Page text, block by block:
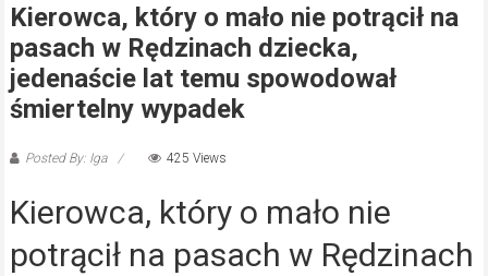
Kierowca, który o mało nie potrącił na
pasach w Rędzinach dziecka,
jedenaście lat temu spowodował
śmiertelny wypadek
Posted By: Iga 425 Views
Kierowca, który o mało nie
potrącił na pasach w Rędzinach